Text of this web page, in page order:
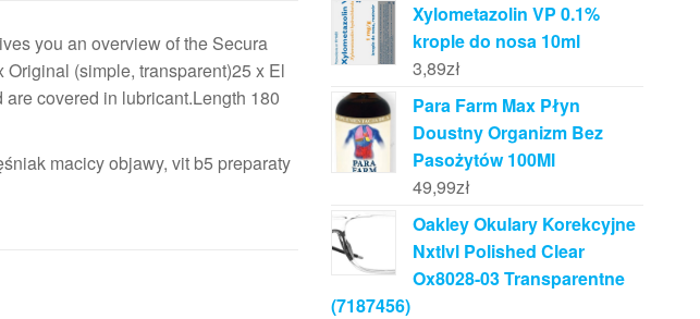
you an overview of the Secura
(simple, transparent)25 x El
covered in lubricant.Length 180
macicy objawy, vit b5 preparaty
Xylometazolin VP 0.1%
krople do nosa 10ml
3,89zł
Para Farm Max Płyn
Doustny Organizm Bez
Pasożytów 100Ml
49,99zł
Oakley Okulary Korekcyjne
Nxtlvl Polished Clear
Ox8028-03 Transparentne
(7187456)